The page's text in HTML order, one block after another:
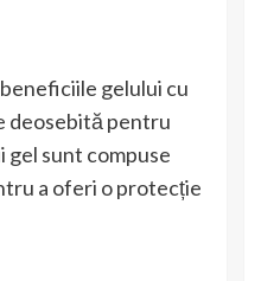
gelului cu
deosebită pentru
gel sunt compuse
a oferi o protecție